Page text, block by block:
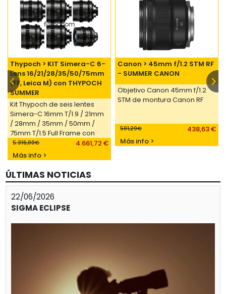
Thypoch > KIT Simera-C 6-
Lens 16/21/28/35/50/75mm
(FF, Leica M) con THYPOCH
SUMMER
Kit Thypoch de seis lentes
Simera-C 16mm T/1.9 / 21mm
/ 28mm / 35mm / 50mm /
75mm T/1.5 Full Frame con
montura Leica M (Ref- TP-
SC6P-M)
Más info >
5.316,00€ 4.661,72 €
Canon > 45mm f/1.2 STM RF
- SUMMER CANON
Objetivo Canon 45mm f/1.2
STM de montura Canon RF
Más info >
501,29€ 438,63 €
ÚLTIMAS NOTICIAS
22/06/2026
SIGMA ECLIPSE